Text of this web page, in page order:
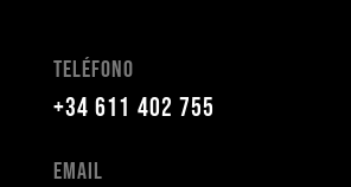
Teléfono
+34 611 402 755
Email